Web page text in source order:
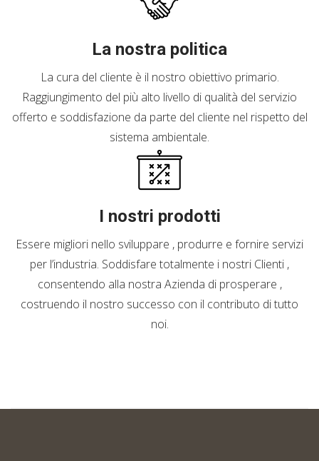
La nostra politica
La cura del cliente è il nostro obiettivo primario.
Raggiungimento del più alto livello di qualità del servizio
offerto e soddisfazione da parte del cliente nel rispetto del
sistema ambientale.
I nostri prodotti
Essere migliori nello sviluppare , produrre e fornire servizi
per l’industria. Soddisfare totalmente i nostri Clienti ,
consentendo alla nostra Azienda di prosperare ,
costruendo il nostro successo con il contributo di tutto
noi.